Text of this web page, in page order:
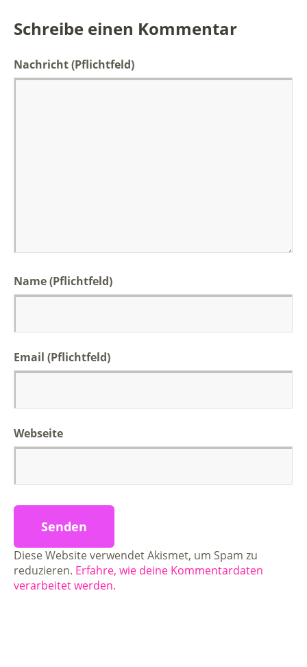
Schreibe einen Kommentar
Nachricht(Pflichtfeld)
Name (Pflichtfeld)
Email (Pflichtfeld)
Webseite
Diese Website verwendet Akismet, um Spam zu
reduzieren. Erfahre, wie deine Kommentardaten
verarbeitet werden.